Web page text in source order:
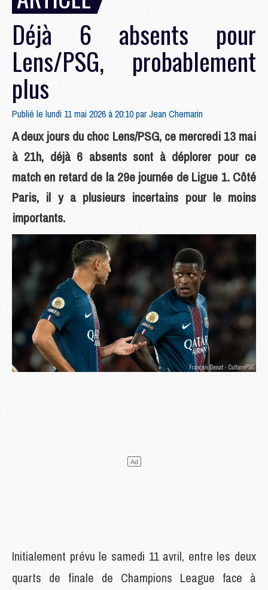
Déjà 6 absents pour
Lens/PSG, probablement
plus
Publié le lundi 11 mai 2026 à 20:10 parJean Chemarin
A deux jours du choc Lens/PSG, ce mercredi 13 mai
à 21h, déjà 6 absents sont à déplorer pour ce
match en retard de la 29e journée de Ligue 1. Côté
Paris, il y a plusieurs incertains pour le moins
importants.
Initialement prévu le samedi 11 avril, entre les deux
quarts de finale de Champions League face à